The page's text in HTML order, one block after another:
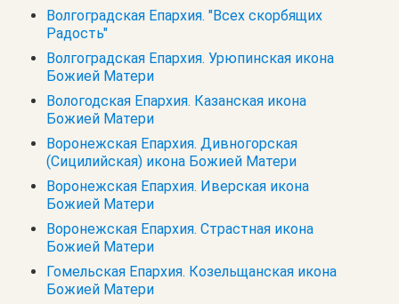
Волгоградская Епархия. "Всех скорбящих
Радость"
Волгоградская Епархия. Урюпинская икона
Божией Матери
Вологодская Епархия. Казанская икона
Божией Матери
Воронежская Епархия. Дивногорская
(Сицилийская) икона Божией Матери
Воронежская Епархия. Иверская икона
Божией Матери
Воронежская Епархия. Страстная икона
Божией Матери
Гомельская Епархия. Козельщанская икона
Божией Матери